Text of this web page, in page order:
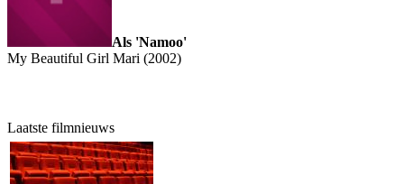
Als 'Namoo'
My Beautiful Girl Mari (2002)
Laatste filmnieuws